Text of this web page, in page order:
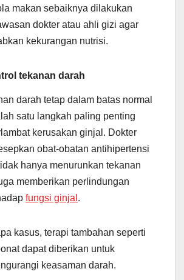
makan sebaiknya dilakukan
dokter atau ahli gizi agar
kekurangan nutrisi.
tekanan darah
darah tetap dalam batas normal
satu langkah paling penting
kerusakan ginjal. Dokter
obat-obatan antihipertensi
hanya menurunkan tekanan
memberikan perlindungan
fungsi ginjal .
kasus, terapi tambahan seperti
dapat diberikan untuk
keasaman darah.